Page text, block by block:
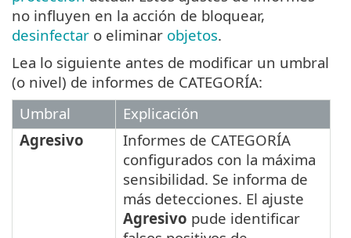
no influyen en la acción de bloquear,
desinfectar o eliminar objetos.
Lea lo siguiente antes de modificar un umbral
(o nivel) de informes de CATEGORÍA:
Umbral
Explicación
Agresivo
Informes de CATEGORÍA
configurados con la máxima
sensibilidad. Se informa de
más detecciones. El ajuste
Agresivo pude identificar